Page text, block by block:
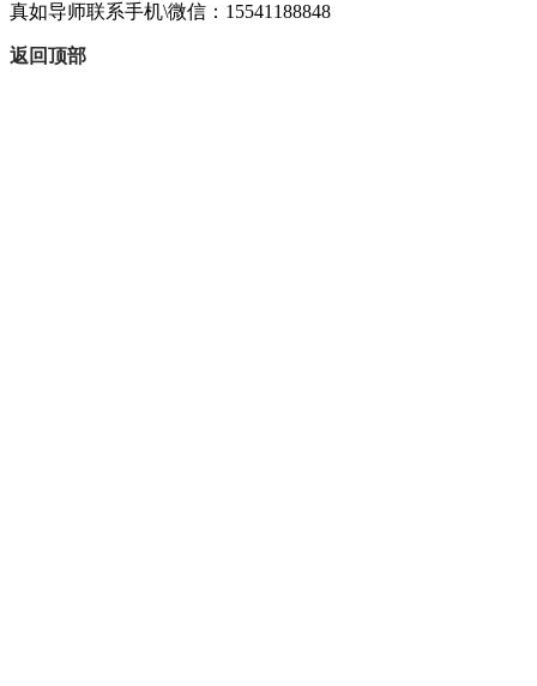
真如导师联系手机\微信：15541188848
返回顶部